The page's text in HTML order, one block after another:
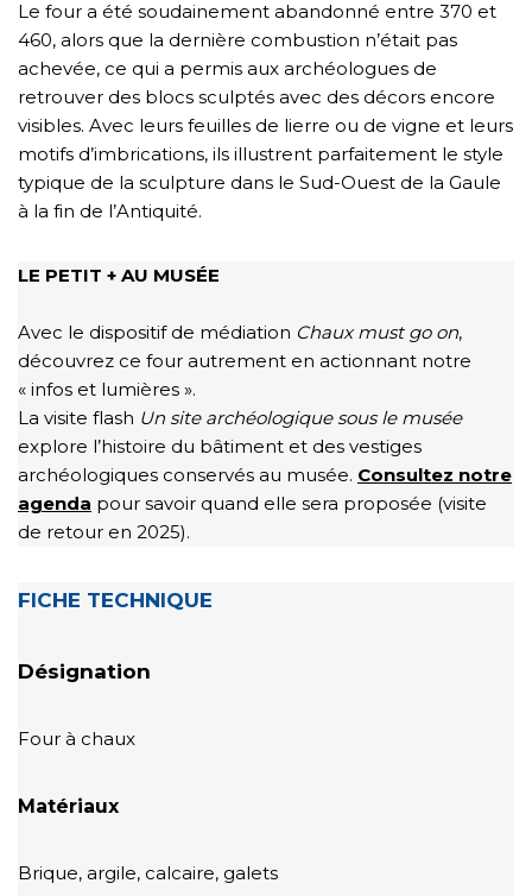
Le four a été soudainement abandonné entre 370 et
460, alors que la dernière combustion n’était pas
achevée, ce qui a permis aux archéologues de
retrouver des blocs sculptés avec des décors encore
visibles. Avec leurs feuilles de lierre ou de vigne et leurs
motifs d’imbrications, ils illustrent parfaitement le style
typique de la sculpture dans le Sud-Ouest de la Gaule
à la fin de l’Antiquité.
LE PETIT + AU MUSÉE
Avec le dispositif de médiation Chaux must go on,
découvrez ce four autrement en actionnant notre
« infos et lumières ».
La visite flash Un site archéologique sous le musée
explore l’histoire du bâtiment et des vestiges
archéologiques conservés au musée. Consultez notre
agenda pour savoir quand elle sera proposée (visite
de retour en 2025).
FICHE TECHNIQUE
Désignation
Four à chaux
Matériaux
Brique, argile, calcaire, galets